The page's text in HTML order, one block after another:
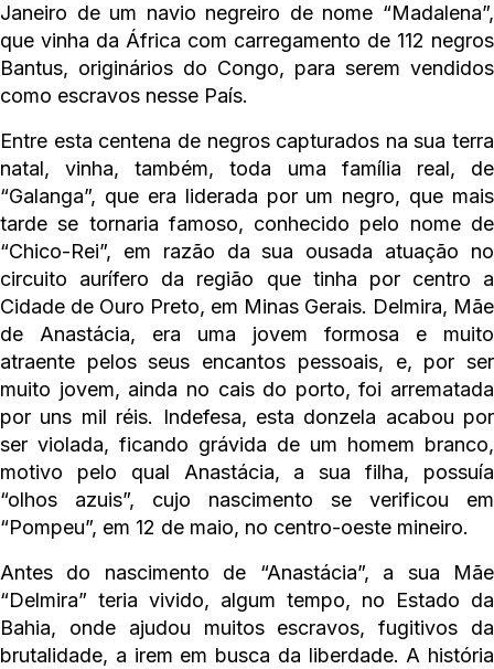
Janeiro de um navio negreiro de nome “Madalena”,
que vinha da África com carregamento de 112 negros
Bantus, originários do Congo, para serem vendidos
como escravos nesse País.
Entre esta centena de negros capturados na sua terra
natal, vinha, também, toda uma família real, de
“Galanga”, que era liderada por um negro, que mais
tarde se tornaria famoso, conhecido pelo nome de
“Chico-Rei”, em razão da sua ousada atuação no
circuito aurífero da região que tinha por centro a
Cidade de Ouro Preto, em Minas Gerais. Delmira, Mãe
de Anastácia, era uma jovem formosa e muito
atraente pelos seus encantos pessoais, e, por ser
muito jovem, ainda no cais do porto, foi arrematada
por uns mil réis. Indefesa, esta donzela acabou por
ser violada, ficando grávida de um homem branco,
motivo pelo qual Anastácia, a sua filha, possuía
“olhos azuis”, cujo nascimento se verificou em
“Pompeu”, em 12 de maio, no centro-oeste mineiro.
Antes do nascimento de “Anastácia”, a sua Mãe
“Delmira” teria vivido, algum tempo, no Estado da
Bahia, onde ajudou muitos escravos, fugitivos da
brutalidade, a irem em busca da liberdade. A história